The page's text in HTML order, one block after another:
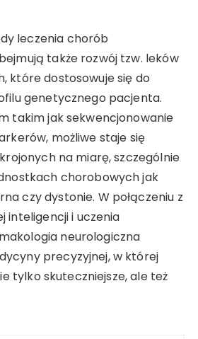
leczenia chorób
także rozwój tzw. leków
które dostosowuje się do
genetycznego pacjenta.
takim jak sekwencjonowanie
możliwe staje się
na miarę, szczególnie
chorobowych jak
czy dystonie. W połączeniu z
inteligencji i uczenia
neurologiczna
precyzyjnej, w której
tylko skuteczniejsze, ale też